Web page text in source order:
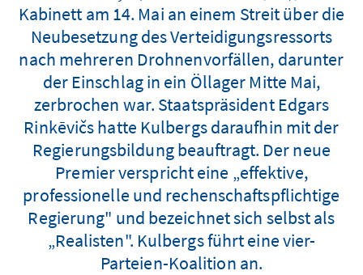
Kabinett am 14. Mai an einem Streit über die
Neubesetzung des Verteidigungsressorts
nach mehreren Drohnenvorfällen, darunter
der Einschlag in ein Öllager Mitte Mai,
zerbrochen war. Staatspräsident Edgars
Rinkēvičs hatte Kulbergs daraufhin mit der
Regierungsbildung beauftragt. Der neue
Premier verspricht eine „effektive,
professionelle und rechenschaftspflichtige
Regierung" und bezeichnet sich selbst als
„Realisten". Kulbergs führt eine vier-
Parteien-Koalition an.